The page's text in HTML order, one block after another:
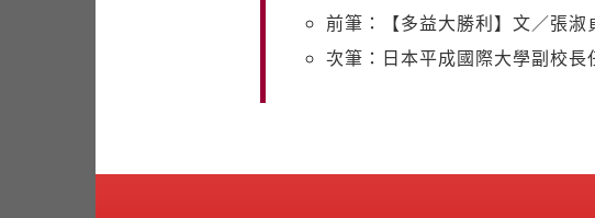
前筆：【多益大勝利】文／張淑
次筆：日本平成國際大學副校